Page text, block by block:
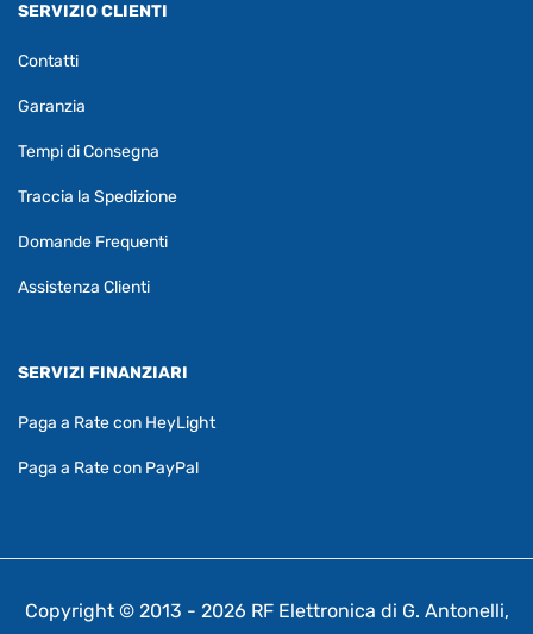
SERVIZIO CLIENTI
Contatti
Garanzia
Tempi di Consegna
Traccia la Spedizione
Domande Frequenti
Assistenza Clienti
SERVIZI FINANZIARI
Paga a Rate con HeyLight
Paga a Rate con PayPal
Copyright © 2013 - 2026 RF Elettronica di G. Antonelli,